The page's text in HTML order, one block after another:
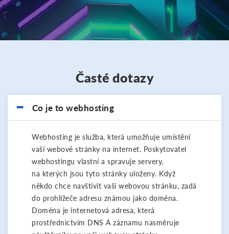
Časté dotazy
Co je to webhosting
Webhosting je služba, která umožňuje umístění
vaší webové stránky na internet. Poskytovatel
webhostingu vlastní a spravuje servery,
na kterých jsou tyto stránky uloženy. Když
někdo chce navštívit vaši webovou stránku, zadá
do prohlížeče adresu známou jako doména.
Doména je internetová adresa, která
prostřednictvím DNS A záznamu nasměruje